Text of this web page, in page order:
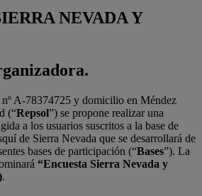
NEVADA Y
A-78374725 y domicilio en Méndez
(“Repsol”) se propone realizar una
a los usuarios suscritos a la base de
de Sierra Nevada que se desarrollará de
bases de participación (“Bases”). La
“Encuesta Sierra Nevada y
.